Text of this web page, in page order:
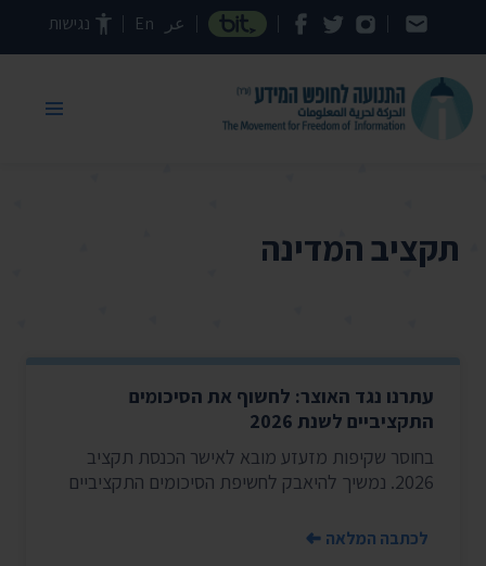
דילוג לתוכן העמוד عر En נגישות
תקציב המדינה
עתרנו נגד האוצר: לחשוף את הסיכומים
התקציביים לשנת 2026
בחוסר שקיפות מזעזע מובא לאישר הכנסת תקציב
2026. נמשיך להיאבק לחשיפת הסיכומים התקציביים
לכתבה המלאה